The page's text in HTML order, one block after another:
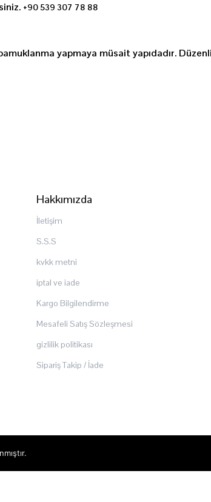
+90 539 307 78 88
yapmaya müsait yapıdadır.
Hakkımızda
İletişim
S.S.S
kvkk metni
iptal ve iade
Kargo Bilgilendirme
Mesafeli Satış Sözleşmesi
gizlilik politikası
Sipariş Takip / İade